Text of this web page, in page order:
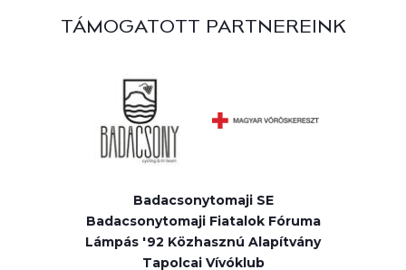
TÁMOGATOTT PARTNEREINK
Badacsonytomaji SE
Badacsonytomaji Fiatalok Fóruma
Lámpás '92 Közhasznú Alapítvány
Tapolcai Vívóklub